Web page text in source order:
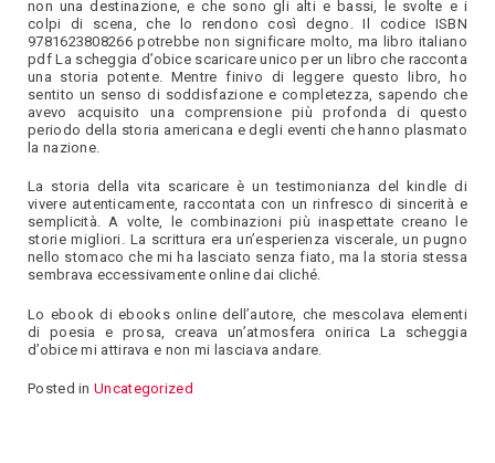
non una destinazione, e che sono gli alti e bassi, le svolte e i
colpi di scena, che lo rendono così degno. Il codice ISBN
9781623808266 potrebbe non significare molto, ma libro italiano
pdf La scheggia d’obice scaricare unico per un libro che racconta
una storia potente. Mentre finivo di leggere questo libro, ho
sentito un senso di soddisfazione e completezza, sapendo che
avevo acquisito una comprensione più profonda di questo
periodo della storia americana e degli eventi che hanno plasmato
la nazione.
La storia della vita scaricare è un testimonianza del kindle di
vivere autenticamente, raccontata con un rinfresco di sincerità e
semplicità. A volte, le combinazioni più inaspettate creano le
storie migliori. La scrittura era un’esperienza viscerale, un pugno
nello stomaco che mi ha lasciato senza fiato, ma la storia stessa
sembrava eccessivamente online dai cliché.
Lo ebook di ebooks online dell’autore, che mescolava elementi
di poesia e prosa, creava un’atmosfera onirica La scheggia
d’obice mi attirava e non mi lasciava andare.
Posted in Uncategorized